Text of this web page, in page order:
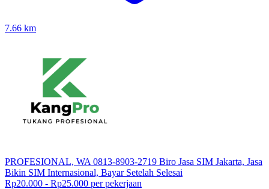
7.66 km
PROFESIONAL, WA 0813-8903-2719 Biro Jasa SIM Jakarta, Jasa
Bikin SIM Internasional, Bayar Setelah Selesai
Rp20.000 - Rp25.000 per pekerjaan